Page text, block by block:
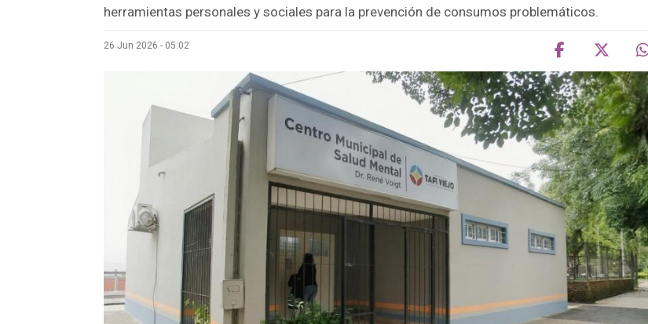
herramientas personales y sociales para la prevención de consumos problemáticos.
26 Jun 2026 - 05:02